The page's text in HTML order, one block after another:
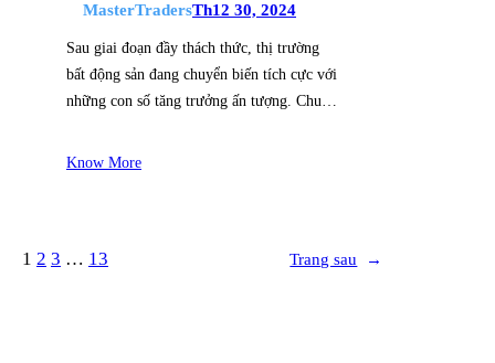
MasterTradersTh12 30, 2024
Sau giai đoạn đầy thách thức, thị trường
bất động sản đang chuyển biến tích cực với
những con số tăng trưởng ấn tượng. Chu…
Know More
1 2 3 … 13 Trang sau →